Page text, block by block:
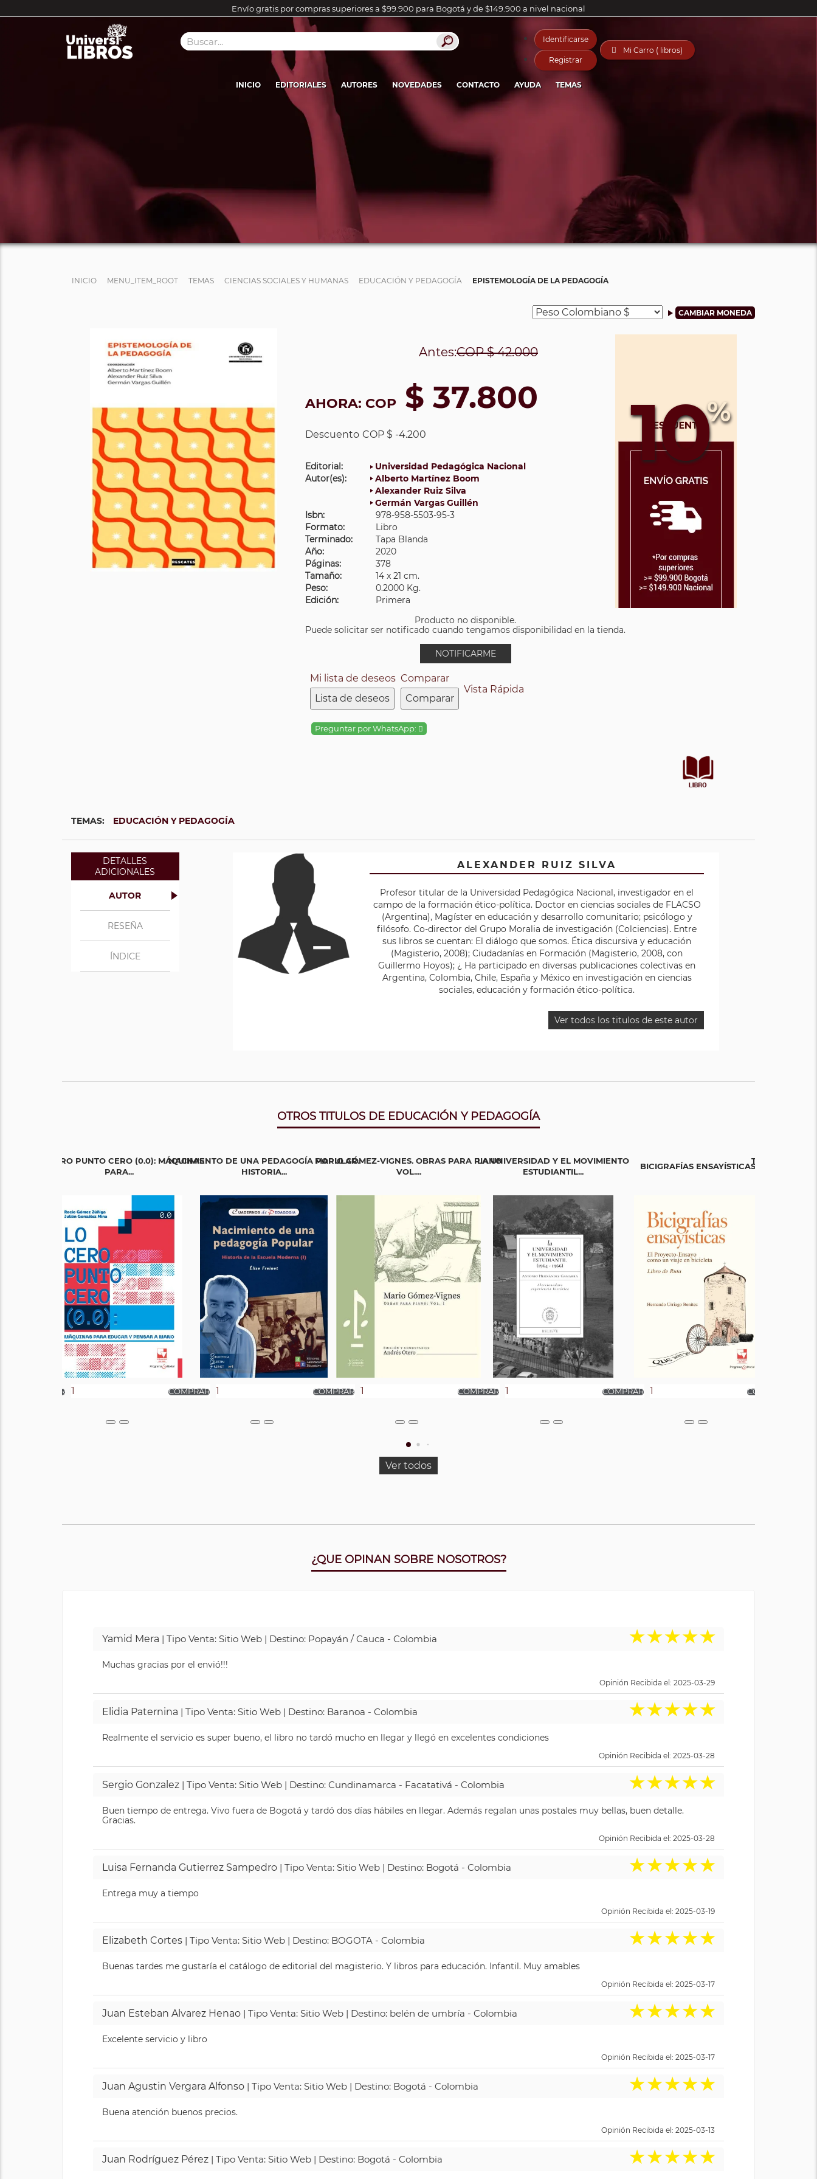
Envío gratis por compras superiores a $99.900 para Bogotá y de $149.900 a nivel nacional
Identificarse
Registrar
 Mi Carro ( libros)
INICIO EDITORIALES AUTORES NOVEDADES CONTACTO AYUDA TEMAS
INICIO MENU_ITEM_ROOT TEMAS CIENCIAS SOCIALES Y HUMANAS EDUCACIÓN Y PEDAGOGÍA EPISTEMOLOGÍA DE LA PEDAGOGÍA
10%
Antes:COP$ 42.000
AHORA: COP $ 37.800
Descuento COP $ -4.200
Editorial:
Universidad Pedagógica Nacional
Autor(es):
Alberto Martínez Boom
Alexander Ruiz Silva
Germán Vargas Guillén
Isbn:
978-958-5503-95-3
Formato:
Libro
Terminado:
Tapa Blanda
Año:
2020
Páginas:
378
Tamaño:
14 x 21 cm.
Peso:
0.2000 Kg.
Edición:
Primera
Producto no disponible.
Puede solicitar ser notificado cuando tengamos disponibilidad en la tienda.
NOTIFICARME
Mi lista de deseos
Lista de deseos
Comparar
Comparar
Vista Rápida
Preguntar por WhatsApp:
TEMAS: EDUCACIÓN Y PEDAGOGÍA
DETALLES
ADICIONALES
AUTOR
RESEÑA
ÍNDICE
ALEXANDER RUIZ SILVA
Profesor titular de la Universidad Pedagógica Nacional, investigador en el
campo de la formación ético-política. Doctor en ciencias sociales de FLACSO
(Argentina), Magíster en educación y desarrollo comunitario; psicólogo y
filósofo. Co-director del Grupo Moralia de investigación (Colciencias). Entre
sus libros se cuentan: El diálogo que somos. Ética discursiva y educación
(Magisterio, 2008); Ciudadanías en Formación (Magisterio, 2008, con
Guillermo Hoyos); ¿ Ha participado en diversas publicaciones colectivas en
Argentina, Colombia, Chile, España y México en investigación en ciencias
sociales, educación y formación ético-política.
Ver todos los titulos de este autor
OTROS TITULOS DE EDUCACIÓN Y PEDAGOGÍA
LO CERO PUNTO CERO (0.0): MÁQUINAS
PARA...
NACIMIENTO DE UNA PEDAGOGÍA POPULAR.
HISTORIA...
MARIO GÓMEZ-VIGNES. OBRAS PARA PIANO
VOL....
LA UNIVERSIDAD Y EL MOVIMIENTO
ESTUDIANTIL...
BICIGRAFÍAS ENSAYÍSTICAS
TEJIENDO
Ver todos
¿QUE OPINAN SOBRE NOSOTROS?
Yamid Mera | Tipo Venta: Sitio Web | Destino: Popayán / Cauca - Colombia ★★★★★
Muchas gracias por el envió!!!
Opinión Recibida el: 2025-03-29
Elidia Paternina | Tipo Venta: Sitio Web | Destino: Baranoa - Colombia ★★★★★
Realmente el servicio es super bueno, el libro no tardó mucho en llegar y llegó en excelentes condiciones
Opinión Recibida el: 2025-03-28
Sergio Gonzalez | Tipo Venta: Sitio Web | Destino: Cundinamarca - Facatativá - Colombia ★★★★★
Buen tiempo de entrega. Vivo fuera de Bogotá y tardó dos días hábiles en llegar. Además regalan unas postales muy bellas, buen detalle.
Gracias.
Opinión Recibida el: 2025-03-28
Luisa Fernanda Gutierrez Sampedro | Tipo Venta: Sitio Web | Destino: Bogotá - Colombia ★★★★★
Entrega muy a tiempo
Opinión Recibida el: 2025-03-19
Elizabeth Cortes | Tipo Venta: Sitio Web | Destino: BOGOTA - Colombia ★★★★★
Buenas tardes me gustaría el catálogo de editorial del magisterio. Y libros para educación. Infantil. Muy amables
Opinión Recibida el: 2025-03-17
Juan Esteban Alvarez Henao | Tipo Venta: Sitio Web | Destino: belén de umbría - Colombia ★★★★★
Excelente servicio y libro
Opinión Recibida el: 2025-03-17
Juan Agustin Vergara Alfonso | Tipo Venta: Sitio Web | Destino: Bogotá - Colombia ★★★★★
Buena atención buenos precios.
Opinión Recibida el: 2025-03-13
Juan Rodríguez Pérez | Tipo Venta: Sitio Web | Destino: Bogotá - Colombia ★★★★★